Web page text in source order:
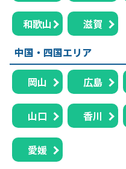
和歌山
滋賀
中国・四国エリア
岡山 広島
山口 香川
愛媛